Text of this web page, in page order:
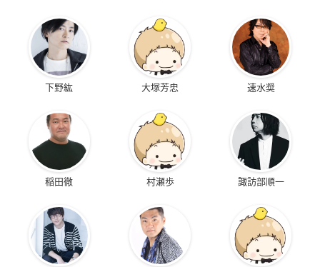
下野紘 大塚芳忠 速水奨
稲田徹 村瀬歩 諏訪部順一